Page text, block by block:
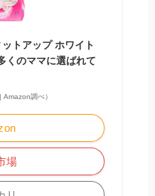
トアップ ホワイト
くのママに選ばれて
調べ）
場